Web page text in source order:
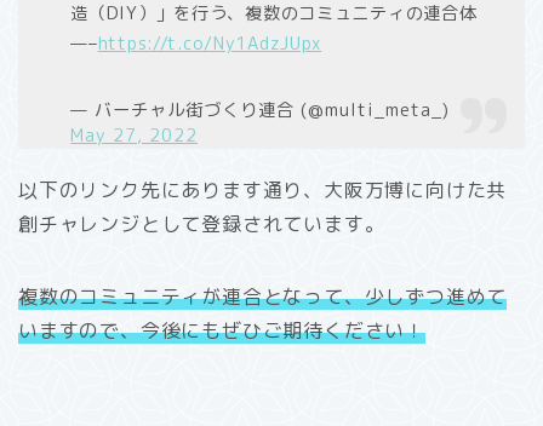
造（DIY）」を行う、複数のコミュニティの連合体
—–https://t.co/Ny1AdzJUpx
— バーチャル街づくり連合 (@multi_meta_)
May 27, 2022
以下のリンク先にあります通り、大阪万博に向けた共
創チャレンジとして登録されています。
複数のコミュニティが連合となって、少しずつ進めて
いますので、今後にもぜひご期待ください！